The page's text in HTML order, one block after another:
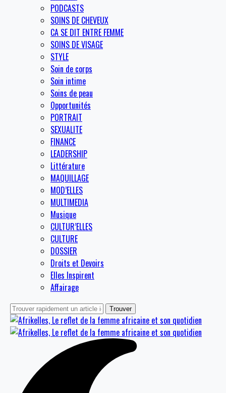
PODCASTS
SOINS DE CHEVEUX
CA SE DIT ENTRE FEMME
SOINS DE VISAGE
STYLE
Soin de corps
Soin intime
Soins de peau
Opportunités
PORTRAIT
SEXUALITE
FINANCE
LEADERSHIP
Littérature
MAQUILLAGE
MOD’ELLES
MULTIMEDIA
Musique
CULTUR’ELLES
CULTURE
DOSSIER
Droits et Devoirs
Elles Inspirent
Affairage